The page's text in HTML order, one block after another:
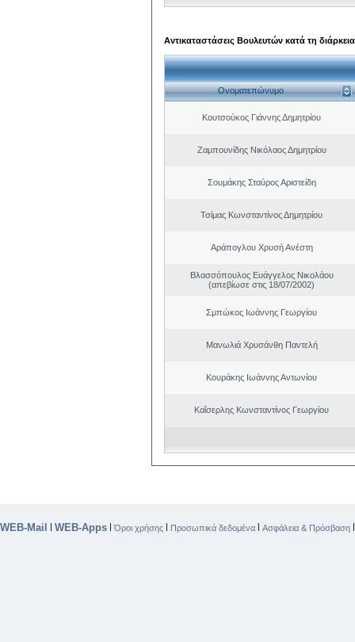
Αντικαταστάσεις Βουλευτών κατά τη
Ονοματεπώνυμο
Κουτσούκος Γιάννης Δημητρίου
Ζαμπουνίδης Νικόλαος Δημητρίου
Σουμάκης Σταύρος Αριστείδη
Τσίμας Κωνσταντίνος Δημητρίου
Αράπογλου Χρυσή Ανέστη
Βλασσόπουλος Ευάγγελος Νικολάου
(απεβίωσε στις 18/07/2002)
Σμπώκος Ιωάννης Γεωργίου
Μανωλιά Χρυσάνθη Παντελή
Κουράκης Ιωάννης Αντωνίου
Καΐσερλης Κωνσταντίνος Γεωργίου
WEB-Mail | WEB-Apps |Όροι χρήσης | Προσωπικά δεδομένα | Ασφάλεια & Πρόσβαση